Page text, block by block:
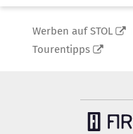
Werben auf STOL
Tourentipps